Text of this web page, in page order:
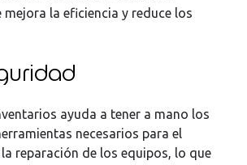
la eficiencia y reduce los
ayuda a tener a mano los
necesarios para el
reparación de los equipos, lo que